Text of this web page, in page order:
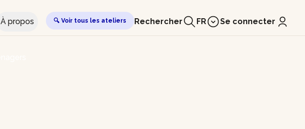
À propos 🔍 Voir tous les ateliers Rechercher FR Se connecter